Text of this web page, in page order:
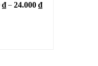
₫– 24.000 ₫